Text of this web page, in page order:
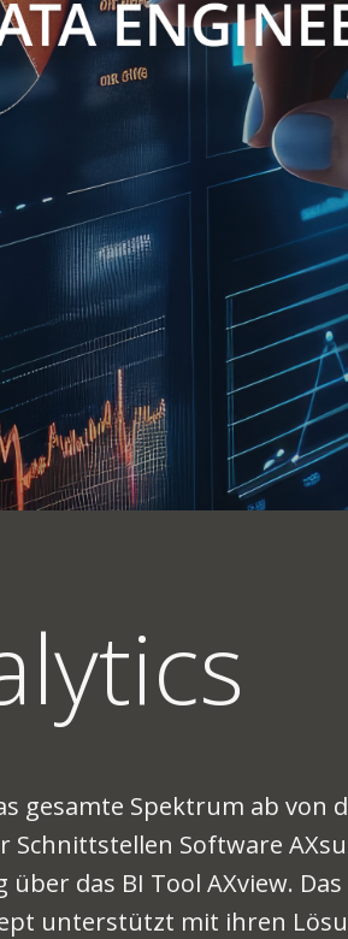
gesamte Spektrum ab von
Software
das BI Tool AXview. Das
unterstützt mit ihren